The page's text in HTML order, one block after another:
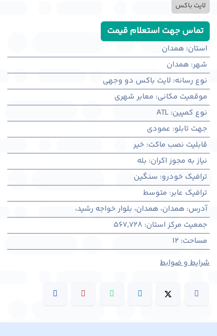
لایت باکس
تماس جهت استعلام قیمت
استان: همدان
شهر: همدان
نوع رسانه: لایت باکس دو وجهی
موقعیت مکانی: معابر شهری
نوع کمپین:
ATL
جهت تابلو: عمودی
قابلیت نصب ماکت: خیر
نیاز به مجوز اکران: بله
ترافیک خودرو: سنگین
ترافیک عابر: متوسط
آدرس: همدان، همدان، بلوار خواجه رشید،
جمعیت مرکز استان:
567,728
مساحت:
12
شرایط و ضوابط